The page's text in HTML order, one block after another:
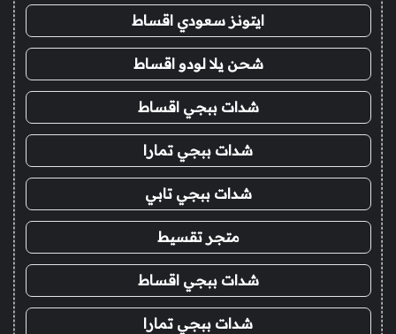
ايتونز سعودي اقساط
شحن يلا لودو اقساط
شدات ببجي اقساط
شدات ببجي تمارا
شدات ببجي تابي
متجر تقسيط
شدات ببجي اقساط
شدات ببجي تمارا